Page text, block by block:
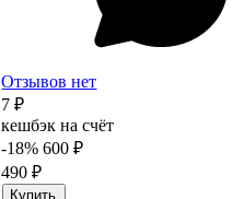
Отзывов нет
7 ₽
кешбэк на счёт
-18% 600 ₽
490 ₽
Купить